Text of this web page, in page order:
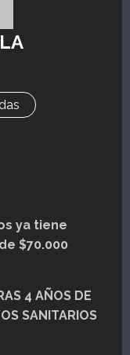
ya tiene
$70.000
4 AÑOS DE
SANITARIOS